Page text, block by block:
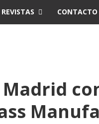
REVISTAS CONTACTO
Madrid